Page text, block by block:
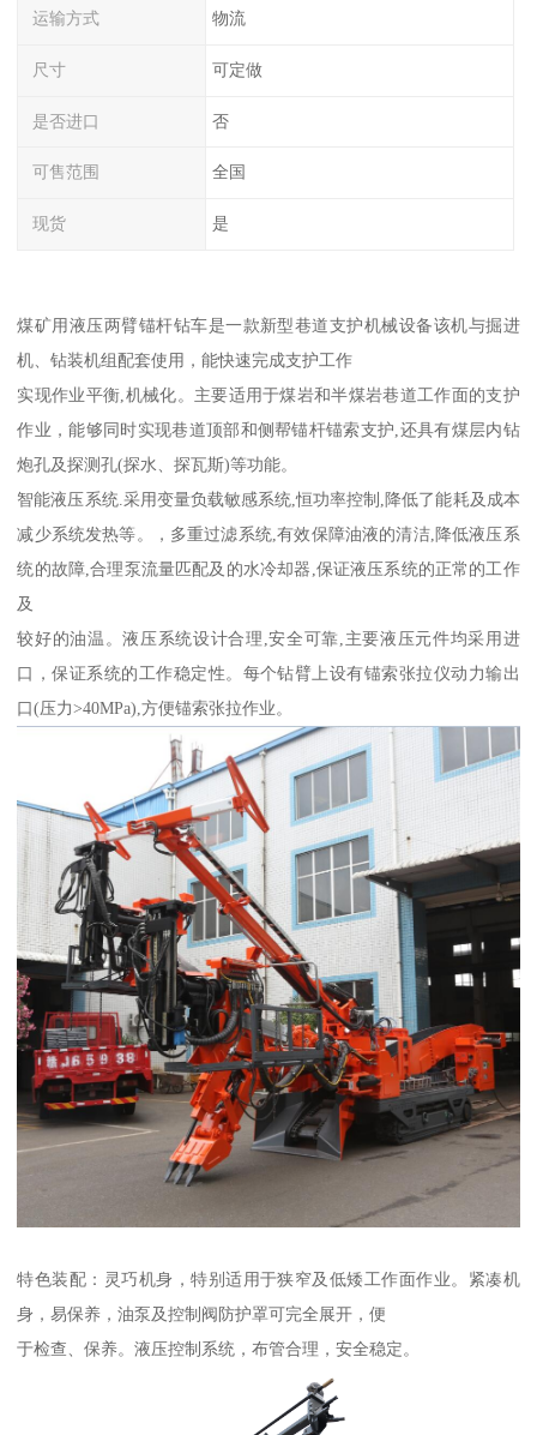
运输方式 物流
尺寸 可定做
是否进口 否
可售范围 全国
现货 是
煤矿用液压两臂锚杆钻车是一款新型巷道支护机械设备该机与掘进
机、钻装机组配套使用，能快速完成支护工作
实现作业平衡,机械化。主要适用于煤岩和半煤岩巷道工作面的支护
作业，能够同时实现巷道顶部和侧帮锚杆锚索支护,还具有煤层内钻
炮孔及探测孔(探水、探瓦斯)等功能。
智能液压系统.采用变量负载敏感系统,恒功率控制,降低了能耗及成本
减少系统发热等。，多重过滤系统,有效保障油液的清洁,降低液压系
统的故障,合理泵流量匹配及的水冷却器,保证液压系统的正常的工作
及
较好的油温。液压系统设计合理,安全可靠,主要液压元件均采用进
口，保证系统的工作稳定性。每个钻臂上设有锚索张拉仪动力输出
口(压力>40MPa),方便锚索张拉作业。
特色装配：灵巧机身，特别适用于狭窄及低矮工作面作业。紧凑机
身，易保养，油泵及控制阀防护罩可完全展开，便
于检查、保养。液压控制系统，布管合理，安全稳定。